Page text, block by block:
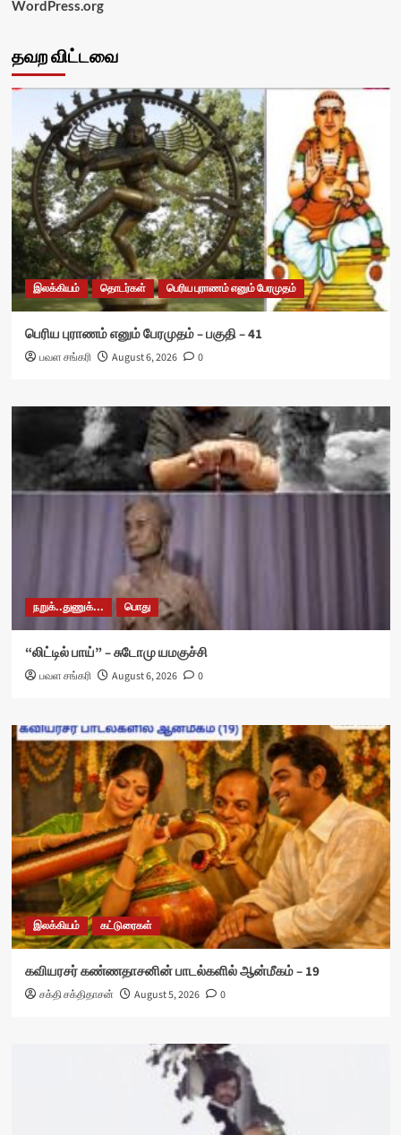
WordPress.org
தவற விட்டவை
இலக்கியம் தொடர்கள் பெரிய புராணம் எனும் பேரமுதம்
பெரிய புராணம் எனும் பேரமுதம் – பகுதி – 41
பவள சங்கரி August 6, 2026 0
நறுக்..துணுக்... பொது
“லிட்டில் பாய்” – சுடோமு யமகுச்சி
பவள சங்கரி August 6, 2026 0
இலக்கியம் கட்டுரைகள்
கவியரசர் கண்ணதாசனின் பாடல்களில் ஆன்மீகம் – 19
சக்தி சக்திதாசன் August 5, 2026 0